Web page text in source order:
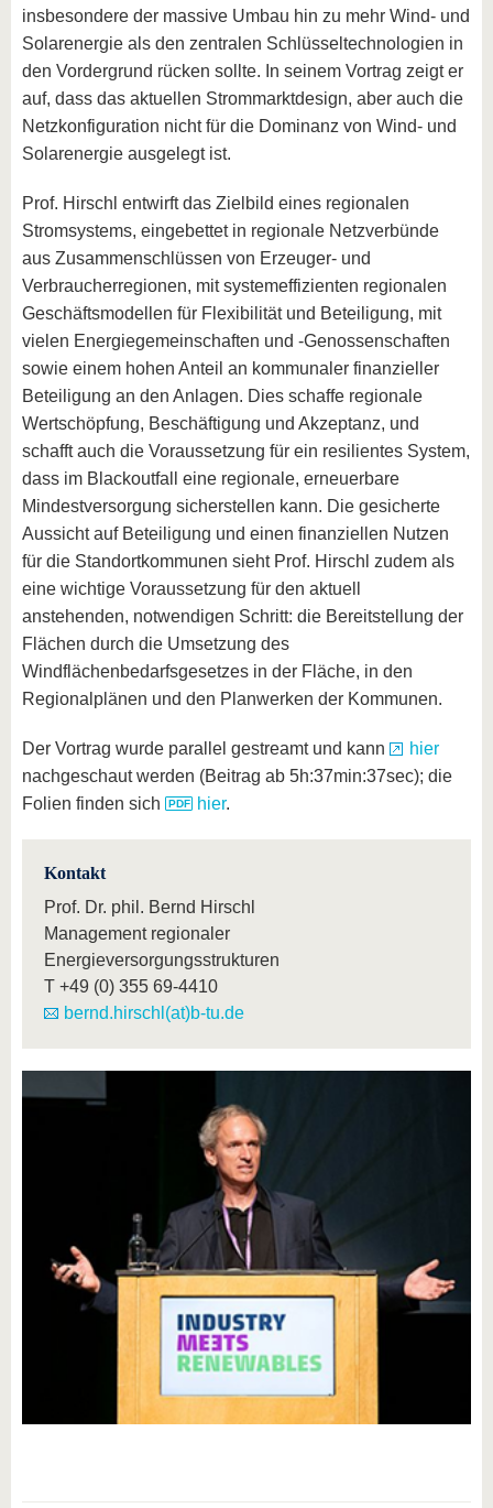
insbesondere der massive Umbau hin zu mehr Wind- und
Solarenergie als den zentralen Schlüsseltechnologien in
den Vordergrund rücken sollte. In seinem Vortrag zeigt er
auf, dass das aktuellen Strommarktdesign, aber auch die
Netzkonfiguration nicht für die Dominanz von Wind- und
Solarenergie ausgelegt ist.
Prof. Hirschl entwirft das Zielbild eines regionalen
Stromsystems, eingebettet in regionale Netzverbünde
aus Zusammenschlüssen von Erzeuger- und
Verbraucherregionen, mit systemeffizienten regionalen
Geschäftsmodellen für Flexibilität und Beteiligung, mit
vielen Energiegemeinschaften und -Genossenschaften
sowie einem hohen Anteil an kommunaler finanzieller
Beteiligung an den Anlagen. Dies schaffe regionale
Wertschöpfung, Beschäftigung und Akzeptanz, und
schafft auch die Voraussetzung für ein resilientes System,
dass im Blackoutfall eine regionale, erneuerbare
Mindestversorgung sicherstellen kann. Die gesicherte
Aussicht auf Beteiligung und einen finanziellen Nutzen
für die Standortkommunen sieht Prof. Hirschl zudem als
eine wichtige Voraussetzung für den aktuell
anstehenden, notwendigen Schritt: die Bereitstellung der
Flächen durch die Umsetzung des
Windflächenbedarfsgesetzes in der Fläche, in den
Regionalplänen und den Planwerken der Kommunen.
Der Vortrag wurde parallel gestreamt und kann
hier
nachgeschaut werden (Beitrag ab 5h:37min:37sec); die
Folien finden sich
hier.
Kontakt
Prof. Dr. phil. Bernd Hirschl
Management regionaler
Energieversorgungsstrukturen
T +49 (0) 355 69-4410
bernd.hirschl(at)b-tu.de